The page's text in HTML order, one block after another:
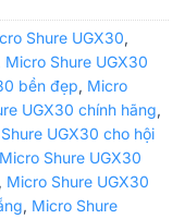
Shure UGX30,
Micro Shure UGX30
bền đẹp, Micro
UGX30 chính hãng,
UGX30 cho hội
Micro Shure UGX30
, Micro Shure UGX30
, Micro Shure